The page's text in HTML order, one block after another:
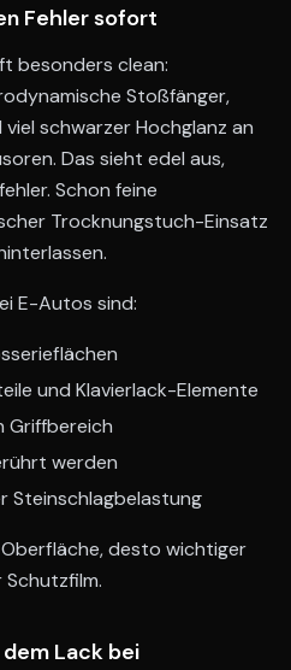
Fehler sofort
besonders clean:
Stoßfänger,
schwarzer Hochglanz an
Das sieht edel aus,
Schon feine
Trocknungstuch-Einsatz
E-Autos sind:
und Klavierlack-Elemente
Griffbereich
werden
Steinschlagbelastung
desto wichtiger
Lack bei